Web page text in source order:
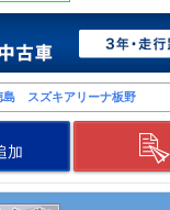
島 スズキアリーナ板野
加